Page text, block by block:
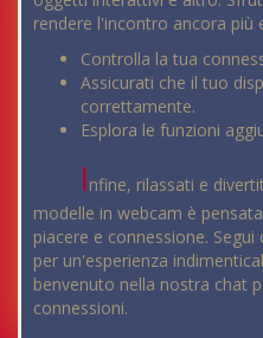
rendere l'incontro ancora più
Controlla la tua
Assicurati che il tuo
correttamente.
Esplora le funzioni
Infine, rilassati e
modelle in webcam è
piacere e connessione.
per un'esperienza
benvenuto nella nostra chat
connessioni.